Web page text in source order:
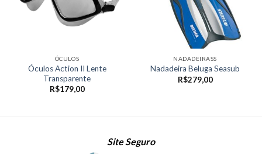
ÓCULOS
Óculos Action II Lente
Transparente
R$179,00
NADADEIRASS
Nadadeira Beluga Seasub
R$279,00
Site Seguro